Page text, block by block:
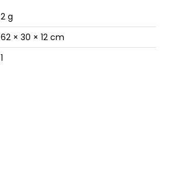
2 g
62 × 30 × 12 cm
1